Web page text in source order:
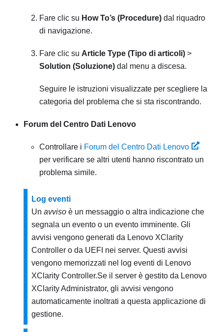
Fare clic su How To’s (Procedure) dal riquadro
di navigazione.
Fare clic su Article Type (Tipo di articoli) >
Solution (Soluzione) dal menu a discesa.
Seguire le istruzioni visualizzate per scegliere la
categoria del problema che si sta riscontrando.
Forum del Centro Dati Lenovo
Controllare i Forum del Centro Dati Lenovo
per verificare se altri utenti hanno riscontrato un
problema simile.
Log eventi
Un avviso è un messaggio o altra indicazione che
segnala un evento o un evento imminente. Gli
avvisi vengono generati da Lenovo XClarity
Controller o da UEFI nei server. Questi avvisi
vengono memorizzati nel log eventi di Lenovo
XClarity Controller.Se il server è gestito da Lenovo
XClarity Administrator, gli avvisi vengono
automaticamente inoltrati a questa applicazione di
gestione.